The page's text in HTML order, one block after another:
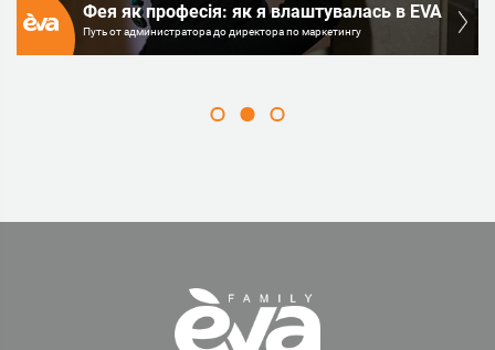
Фея як професія: як я влаштувалась в EVA
Путь от администратора до директора по маркетингу